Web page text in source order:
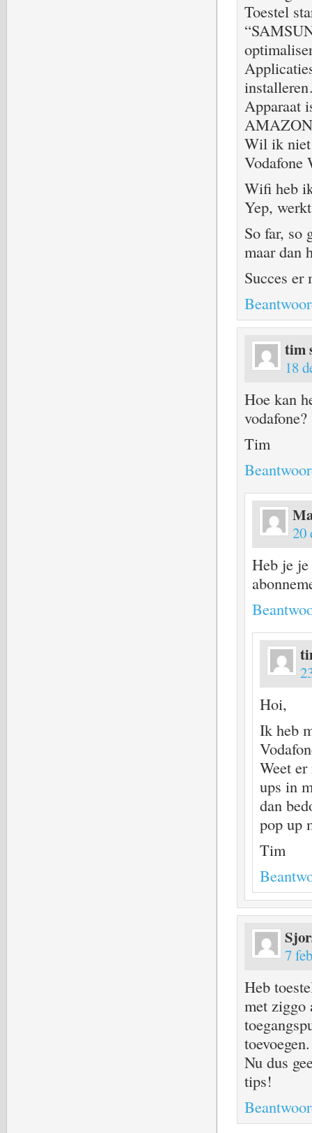
Toestel
Apparaat
Wil ik
Wifi heb
Yep,
So far, so
maar dan
Succes er
tim
18
Hoe kan
vodafone?
Tim
20
Heb je
Hoi,
Ik heb
Weet
ups in
dan
pop up
Tim
7
Heb
met ziggo
Nu dus
tips!